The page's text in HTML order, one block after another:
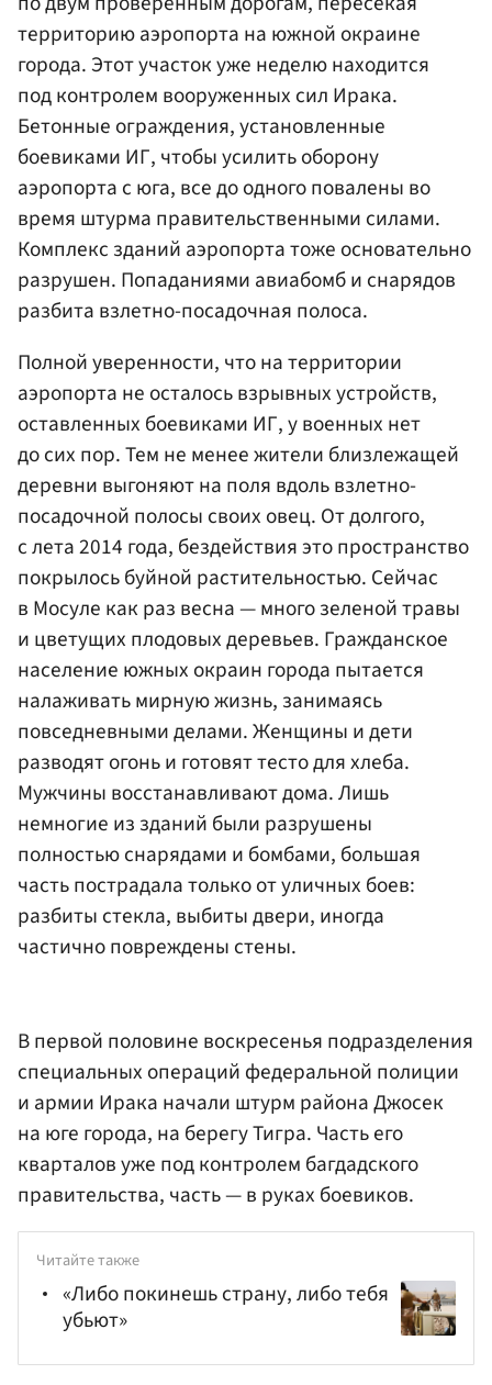
территорию аэропорта на южной окраине
города. Этот участок уже неделю находится
под контролем вооруженных сил Ирака.
Бетонные ограждения, установленные
боевиками ИГ, чтобы усилить оборону
аэропорта с юга, все до одного повалены во
время штурма правительственными силами.
Комплекс зданий аэропорта тоже основательно
разрушен. Попаданиями авиабомб и снарядов
разбита взлетно-посадочная полоса.
Полной уверенности, что на территории
аэропорта не осталось взрывных устройств,
оставленных боевиками ИГ, у военных нет
до сих пор. Тем не менее жители близлежащей
деревни выгоняют на поля вдоль взлетно-
посадочной полосы своих овец. От долгого,
с лета 2014 года, бездействия это пространство
покрылось буйной растительностью. Сейчас
в Мосуле как раз весна — много зеленой травы
и цветущих плодовых деревьев. Гражданское
население южных окраин города пытается
налаживать мирную жизнь, занимаясь
повседневными делами. Женщины и дети
разводят огонь и готовят тесто для хлеба.
Мужчины восстанавливают дома. Лишь
немногие из зданий были разрушены
полностью снарядами и бомбами, большая
часть пострадала только от уличных боев:
разбиты стекла, выбиты двери, иногда
частично повреждены стены.
В первой половине воскресенья подразделения
специальных операций федеральной полиции
и армии Ирака начали штурм района Джосек
на юге города, на берегу Тигра. Часть его
кварталов уже под контролем багдадского
правительства, часть — в руках боевиков.
Читайте также
«Либо покинешь страну, либо тебя
убьют»